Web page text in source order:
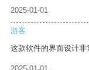
2025-01-01
游客
这款软件的界面设计非